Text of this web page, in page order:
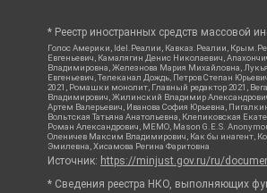
* Реестр иностранных средств массовой
Голос Америки, Idel.Реалии, Кавказ.Реалии,
Евгеньевич, Камалягин Денис Николаевич,
Владимировна, Железнова Мария Михайловна,
Евгеньевич, Телеканал Дождь, Петров Степан
2021, Ромашки монолит, Главный редактор 2021,
Владимирович, Жилинский Владимир
Артем Валерьевич, Иванова София Юрьевна,
Вольтская Татьяна Анатольевна, Клепиковская
Роман Александрович, МЕМО, Mason G.E.S.
Оленичев Максим Владимирович, Как бы инагент,
Эмилевна, Хисамова Регина Фаритовна
Источник: https://minjust.gov.ru/ru/
* Сведения реестра НКО, выполняющих